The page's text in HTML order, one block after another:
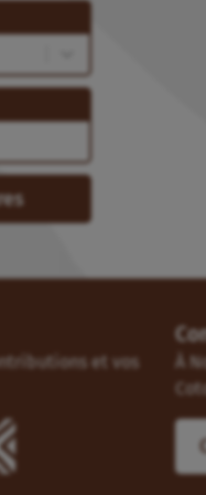
et vos
À